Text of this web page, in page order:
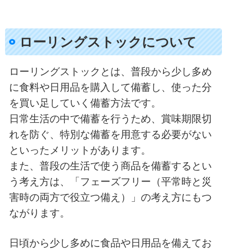
ローリングストックについて
ローリングストックとは、普段から少し多め
に食料や日用品を購入して備蓄し、使った分
を買い足していく備蓄方法です。
日常生活の中で備蓄を行うため、賞味期限切
れを防ぐ、特別な備蓄を用意する必要がない
といったメリットがあります。
また、普段の生活で使う商品を備蓄するとい
う考え方は、「フェーズフリー（平常時と災
害時の両方で役立つ備え）」の考え方にもつ
ながります。
日頃から少し多めに食品や日用品を備えてお